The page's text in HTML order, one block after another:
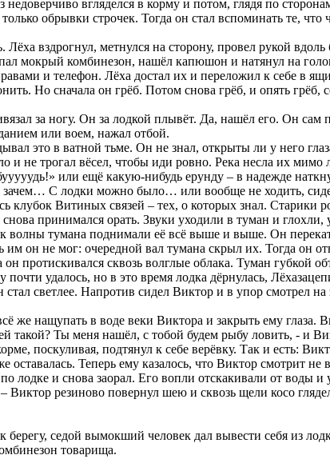
вгляделся в корму и потом, глядя по
обрывки строчек. Тогда он стал вспоминать те,
Лёха вздрогнул, метнулся на сторону, провел рукой
комбинезон, нашёл капюшон и натянул на
и телефон. Лёха достал их и переложил к себе в
Но сначала он грёб. Потом снова грёб, и опять грёб,
за ногу. Он за лодкой плывёт. Да, нашёл его. Он
или воем, нажал отбой.
это в ватной тьме. Он не знал, открыты ли у него
и не трогал вёсел, чтобы иди ровно. Река несла их
или ещё какую-нибудь ерунду – в надежде
С лодки можно было… или вообще не ходить,
клубок Витиных связей – тех, о которых знал.
принимался орать. Звуки уходили в туман и
волны тумана поднимали её всё выше и выше. Он
он не мог: очередной вал тумана скрыл их. Тогда он
протискивался сквозь волглые облака. Туман губкой
почти удалось, но в это время лодка дёрнулась,
светлее. Напротив сидел Виктор и в упор смотрел
же нащупать в воде веки Виктора и закрыть ему глаза.
такой? Ты меня нашёл, с тобой будем рыбу ловить, - и
поскуливая, подтянул к себе верёвку. Так и есть:
Теперь ему казалось, что Виктор смотрит не
лодке и снова заорал. Его вопли отскакивали от воды и
резиново повернул шею и сквозь щели косо
берегу, седой вымокший человек дал вывести себя из
товарища.